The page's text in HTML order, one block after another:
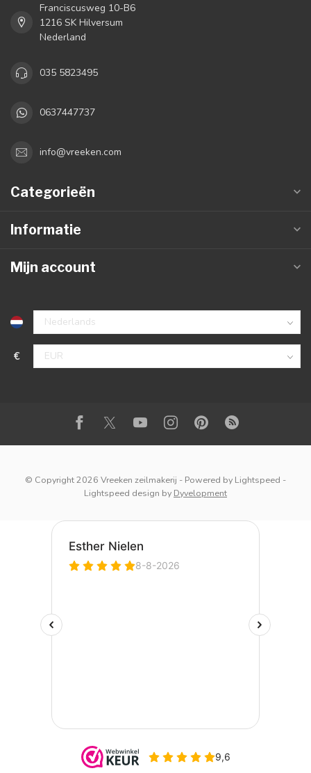
Franciscusweg 10-B6
1216 SK Hilversum
Nederland
035 5823495
0637447737
info@vreeken.com
Categorieën
Informatie
Mijn account
€
© Copyright 2026 Vreeken zeilmakerij - Powered by Lightspeed -
Lightspeed design by Dyvelopment